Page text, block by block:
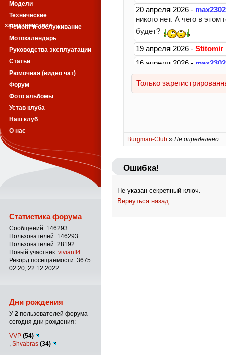
Burgman-Club » Не определено
Ошибка!
Не указан секретный ключ.
Вернуться назад
Модели
Технические
характеристики
Ремонт и обслуживание
Мотокалендарь
Руководства эксплуатации
Статьи
Рюмочная (видео чат)
Форум
Фото альбомы
Устав клуба
Наш клуб
О нас
Статистика форума
Сообщений: 146293
Пользователей: 146293
Пользователей: 28192
Новый участник: vivianfl4
Рекорд посещаемости: 3675
02:20, 22.12.2022
Дни рождения
У 2 пользователей форума
сегодня дни рождения:
VVP (54)
Shvabras (34)